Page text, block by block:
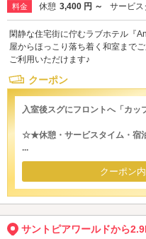
料金 休憩 3,400 円 ～ サービス
閑静な住宅街に佇むラブホテル『
屋からほっこり落ち着く和室まで
ご利用いただけます♪
クーポン
入室後スグにフロントへ「カッ
☆★休憩・サービスタイム・宿
...
クーポン
サントピアワールドから